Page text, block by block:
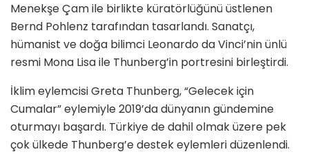
Menekşe Çam ile birlikte küratörlüğünü üstlenen
Bernd Pohlenz tarafından tasarlandı. Sanatçı,
hümanist ve doğa bilimci Leonardo da Vinci’nin ünlü
resmi Mona Lisa ile Thunberg’in portresini birleştirdi.
İklim eylemcisi Greta Thunberg, “Gelecek için
Cumalar” eylemiyle 2019’da dünyanın gündemine
oturmayı başardı. Türkiye de dahil olmak üzere pek
çok ülkede Thunberg’e destek eylemleri düzenlendi.